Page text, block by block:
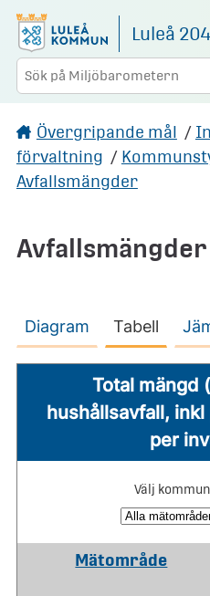
Gå direkt till sidans innehåll
Luleå
Övergripande mål /
förvaltning /
Avfallsmängder
Avfallsmängder
Diagram Tabell
Total mängd
hushållsavfall,
per
Välj
Mätområde